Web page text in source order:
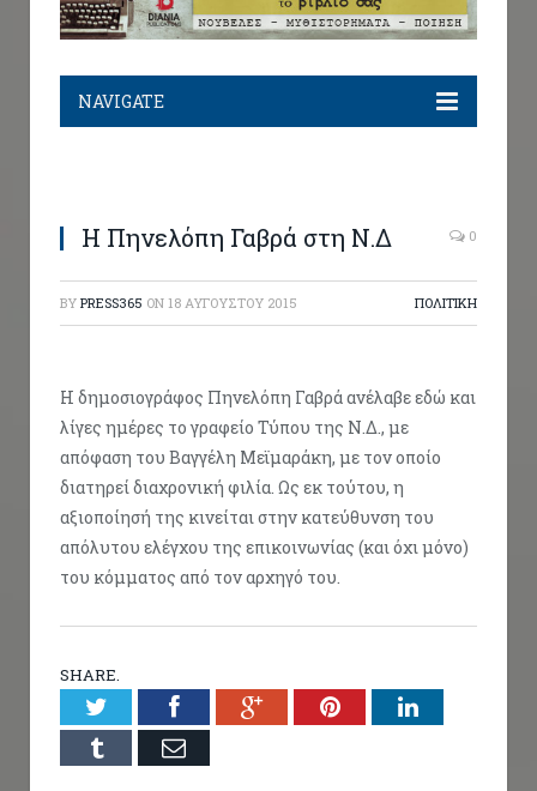
NAVIGATE
Η Πηνελόπη Γαβρά στη Ν.Δ 0
BY PRESS365 ON 18 ΑΥΓΟΎΣΤΟΥ 2015 ΠΟΛΙΤΙΚΗ
Η δημοσιογράφος Πηνελόπη Γαβρά ανέλαβε εδώ και
λίγες ημέρες το γραφείο Τύπου της Ν.Δ., με
απόφαση του Βαγγέλη Μεϊμαράκη, με τον οποίο
διατηρεί διαχρονική φιλία. Ως εκ τούτου, η
αξιοποίησή της κινείται στην κατεύθυνση του
απόλυτου ελέγχου της επικοινωνίας (και όχι μόνο)
του κόμματος από τον αρχηγό του.
SHARE.
TwitterFacebookGoogle+PinterestLinkedIn
Tumblr Email